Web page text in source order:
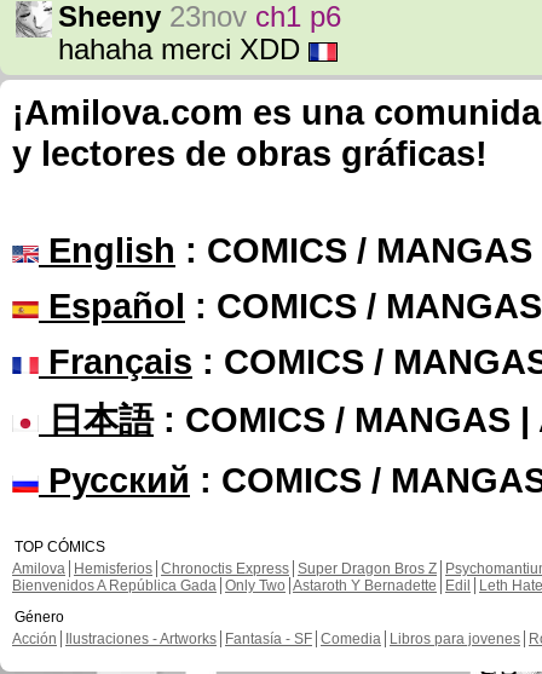
Sheeny 23nov ch1 p6
hahaha merci XDD
¡Amilova.com es una
y lectores de obras gráficas!
English : COMICS /
Español : COMICS /
Français : COMICS /
日本語: COMICS / MANGAS |
Русский : COMICS /
TOP CÓMICS
Amilova
Hemisferios Chronoctis Express Super Dragon Bros Z
Bienvenidos A República Gada Only Two Astaroth Y Bernadette Edil
Leth Hate
Género
Acción
Ilustraciones - Artworks Fantasía - SF Comedia Libros para jovenes